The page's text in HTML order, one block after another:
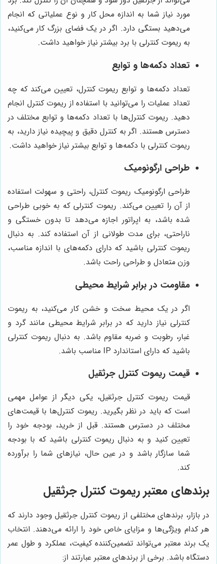
مورد نیاز شما به اندازه محل کار و نوع عملیاتی که انجام
می‌دهید بستگی دارد. اگر در یک فضای بزرگ کار می‌کنید،
به ریموت کنترلی با برد بیشتر نیاز خواهید داشت.
تعداد دکمه‌ها و توابع
تعداد دکمه‌ها و توابع ریموت کنترل، تعیین می‌کند که چه
تعداد عملیات را می‌توانید با استفاده از ریموت کنترل انجام
دهید. ریموت کنترل‌ها با تعداد دکمه‌ها و توابع مختلف در
دسترس هستند. اگر به کنترل دقیق و پیچیده نیاز دارید، به
ریموت کنترلی با دکمه‌ها و توابع بیشتر نیاز خواهید داشت.
طراحی ارگونومیک
طراحی ارگونومیک ریموت کنترل، راحتی و سهولت استفاده
از آن را تعیین می‌کند. ریموت کنترلی که به خوبی طراحی
شده باشد، به اپراتور اجازه می‌دهد تا بدون خستگی و
ناراحتی، برای مدت طولانی از آن استفاده کند. به دنبال
ریموت کنترلی باشید که دارای دکمه‌های با اندازه مناسب،
وزن متعادل و طراحی راحت باشد.
مقاومت در برابر شرایط محیطی
اگر در یک محیط سخت و خشن کار می‌کنید، به ریموت
کنترلی نیاز دارید که در برابر شرایط محیطی مانند گرد و
غبار، رطوبت و ضربه مقاوم باشد. به دنبال ریموت کنترلی
باشید که دارای استاندارد IP مناسب باشد.
قیمت ریموت کنترل جرثقیل
قیمت ریموت کنترل جرثقیل، یکی دیگر از عوامل مهمی
است که باید در نظر بگیرید. ریموت کنترل‌ها با قیمت‌های
مختلف در دسترس هستند. قبل از خرید، بودجه خود را
تعیین کنید و به دنبال ریموت کنترلی باشید که با بودجه
شما سازگار باشد و در عین حال، نیازهای شما را برآورده
کند.
برندهای معتبر ریموت کنترل جرثقیل
در بازار، برندهای مختلفی از ریموت کنترل جرثقیل وجود دارند که
هر کدام ویژگی‌ها و مزایای خاص خود را ارائه می‌دهند. انتخاب
یک برند معتبر می‌تواند تضمین‌کننده کیفیت، عملکرد و طول عمر
دستگاه باشد. برخی از برندهای معتبر عبارتند از: